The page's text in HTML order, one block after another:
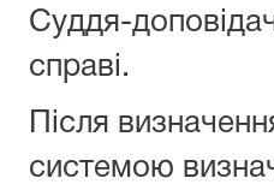
Суддя-
справі.
Після
системою